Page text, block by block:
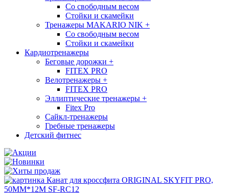
Со свободным весом
Стойки и скамейки
Тренажеры MAKARIO NIK +
Со свободным весом
Стойки и скамейки
Кардиотренажеры
Беговые дорожки +
FITEX PRO
Велотренажеры +
FITEX PRO
Эллиптические тренажеры +
Fitex Pro
Сайкл-тренажеры
Гребные тренажеры
Детский фитнес